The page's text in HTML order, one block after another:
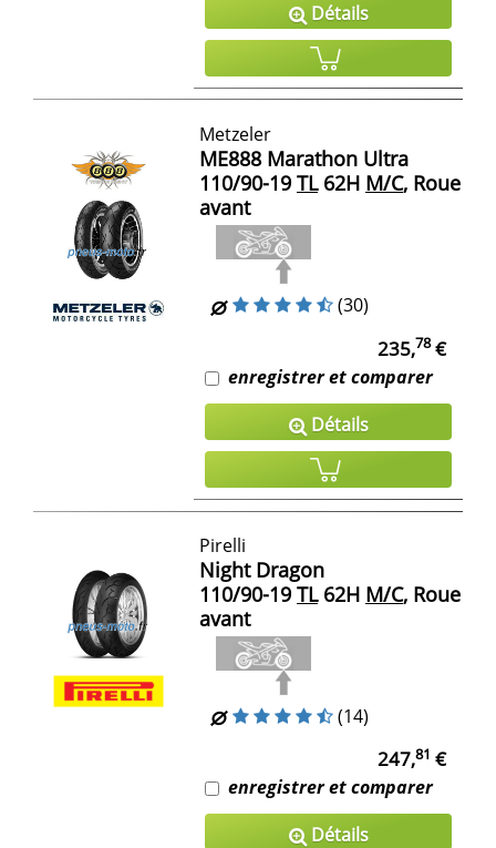
Détails
Metzeler
ME888 Marathon Ultra
110/90-19 TL62H M/C, Roue
avant
(30)
235,78€
enregistrer et comparer
Détails
Pirelli
Night Dragon
110/90-19 TL62H M/C, Roue
avant
(14)
247,81 €
enregistrer et comparer
Détails